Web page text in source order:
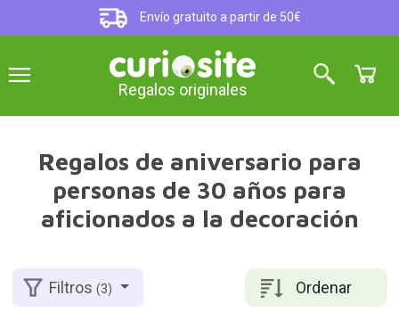
Envío gratuito a partir de 50€
Regalos originales
Regalos de aniversario para
personas de 30 años para
aficionados a la decoración
Ordenar
Filtros(3)